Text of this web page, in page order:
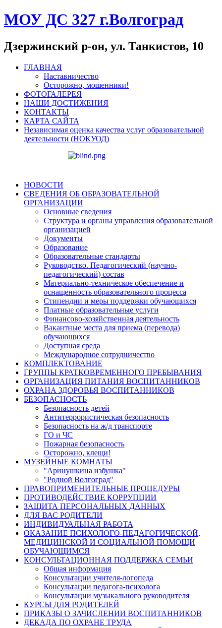
МОУ ДС 327 г.Волгоград
Дзержинский р-он, ул. Танкистов, 10
ГЛАВНАЯ
Наставничество
Осторожно, мошенники!
ФОТОГАЛЕРЕЯ
НАШИ ДОСТИЖЕНИЯ
КОНТАКТЫ
КАРТА САЙТА
Независимая оценка качества услуг образовательной
деятельности (НОКУОД)
НОВОСТИ
СВЕДЕНИЯ ОБ ОБРАЗОВАТЕЛЬНОЙ
ОРГАНИЗАЦИИ
Основные сведения
Структура и органы управления образовательной
организацией
Документы
Образование
Образовательные стандарты
Руководство. Педагогический (научно-
педагогический) состав
Материально-техническое обеспечение и
оснащенность образовательного процесса
Стипендии и меры поддержки обучающихся
Платные образовательные услуги
Финансово-хозяйственная деятельность
Вакантные места для приема (перевода)
обучающихся
Доступная среда
Международное сотрудничество
КОМПЛЕКТОВАНИЕ
ГРУППЫ КРАТКОВРЕМЕННОГО ПРЕБЫВАНИЯ
ОРГАНИЗАЦИЯ ПИТАНИЯ ВОСПИТАННИКОВ
ОХРАНА ЗДОРОВЬЯ ВОСПИТАННИКОВ
БЕЗОПАСНОСТЬ
Безопасность детей
Антитеррористическая безопасность
Безопасность на ж/д транспорте
ГО и ЧС
Пожарная безопасность
Осторожно, клещи!
МУЗЕЙНЫЕ КОМНАТЫ
"Аринушкина избушка"
"Родной Волгоград"
ПРАВОПРИМЕНИТЕЛЬНЫЕ ПРОЦЕДУРЫ
ПРОТИВОДЕЙСТВИЕ КОРРУПЦИИ
ЗАЩИТА ПЕРСОНАЛЬНЫХ ДАННЫХ
ДЛЯ ВАС РОДИТЕЛИ
ИНДИВИДУАЛЬНАЯ РАБОТА
ОКАЗАНИЕ ПСИХОЛОГО-ПЕДАГОГИЧЕСКОЙ,
МЕДИЦИНСКОЙ И СОЦИАЛЬНОЙ ПОМОЩИ
ОБУЧАЮЩИМСЯ
КОНСУЛЬТАЦИОННАЯ ПОДДЕРЖКА СЕМЬИ
Общая информация
Консультации учителя-логопеда
Консультации педагога-психолога
Консультации музыкального руководителя
КУРСЫ ДЛЯ РОДИТЕЛЕЙ
ПРИКАЗЫ О ЗАЧИСЛЕНИИ ВОСПИТАННИКОВ
ДЕКАДА ПО ОХРАНЕ ТРУДА